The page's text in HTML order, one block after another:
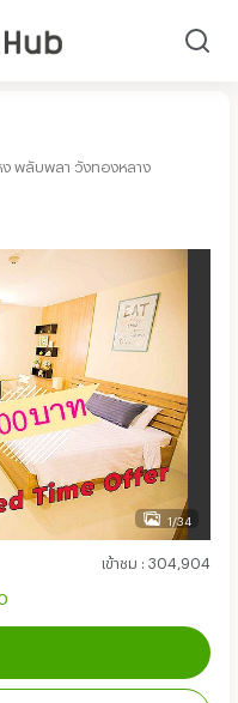
ง พลับพลา วังทองหลาง
1/34
เข้าชม : 304,904